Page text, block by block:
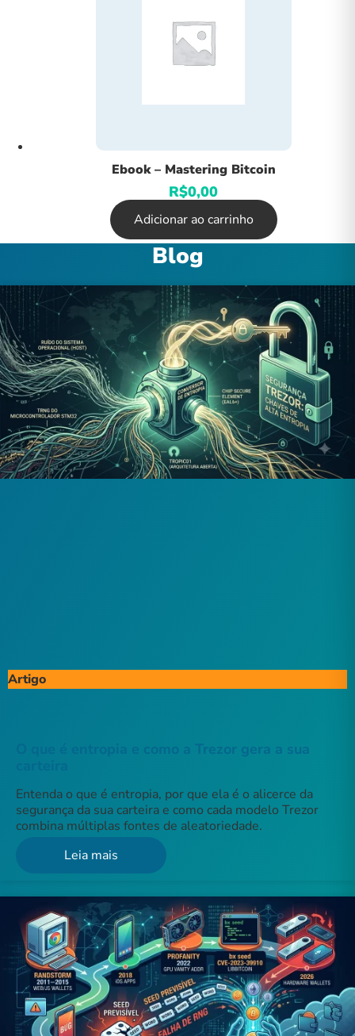
Ebook – Mastering Bitcoin
R$0,00
Adicionar ao carrinho
Blog
Artigo
O que é entropia e como a Trezor gera a sua
Entenda o que é entropia, por que ela é o alicerce da
segurança da sua carteira e como cada modelo Trezor
combina múltiplas fontes de aleatoriedade.
Leia mais